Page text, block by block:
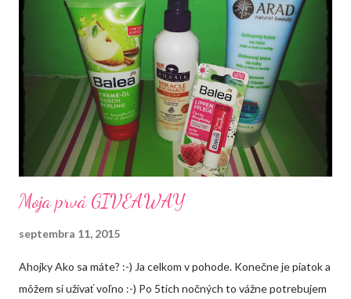
Moja prvá GIVEAWAY
septembra 11, 2015
Ahojky Ako sa máte? :-) Ja celkom v pohode. Konečne je piatok a
môžem si užívať voľno :-) Po 5tich nočných to vážne potrebujem